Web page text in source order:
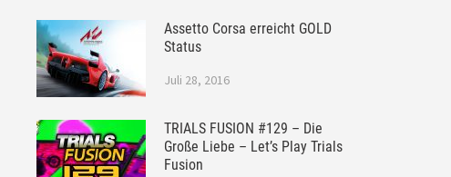
Assetto Corsa erreicht GOLD
Status
Juli 28, 2016
TRIALS FUSION #129 – Die
Große Liebe – Let’s Play Trials
Fusion